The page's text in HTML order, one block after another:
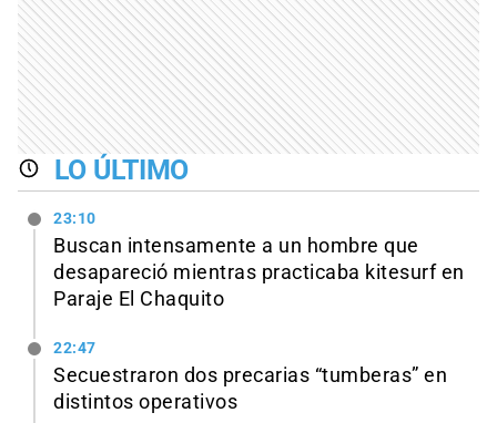
LO ÚLTIMO
23:10
Buscan intensamente a un hombre que
desapareció mientras practicaba kitesurf en
Paraje El Chaquito
22:47
Secuestraron dos precarias “tumberas” en
distintos operativos